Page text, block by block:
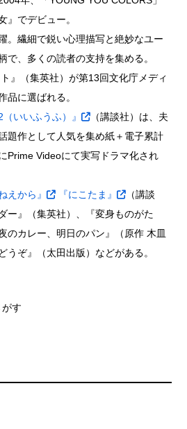
』でデビュー。
。繊細で鋭い心理描写と絶妙なユー
で、多くの読者の支持を集める。
』（集英社）が第13回文化庁メディ
品に選ばれる。
（いいふうふ）』
（講談社）は、夫
題作として人気を集め紙＋電子累計
Prime Videoにて実写ドラマ化され
えから』 『にこたま』
（講談
ー』（集英社）、『変身ものがた
のカレー、明日のパン』（原作 木皿
うぞ』（太田出版）などがある。
す